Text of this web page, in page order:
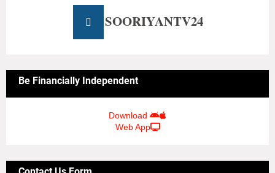
SOORIYANTV24
Be Financially Independent
Download
Web App